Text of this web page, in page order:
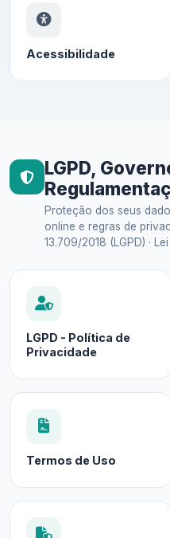
Acessibilidade
LGPD,
Proteção dos seus
online e regras de
13.709/2018 (LGPD) · Lei
LGPD - Política de
Privacidade
Termos de Uso